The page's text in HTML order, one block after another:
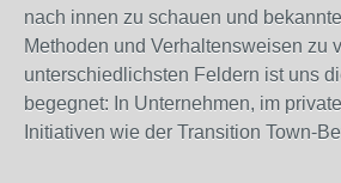
nach innen zu schauen und
Methoden und Verhaltensweisen zu
unterschiedlichsten Feldern ist uns
begegnet: In Unternehmen, im
Initiativen wie der Transition Town-